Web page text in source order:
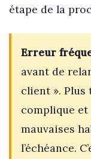
étape de la
Erreur
avant de
client ». Plus
complique
mauvaises
l’échéance.